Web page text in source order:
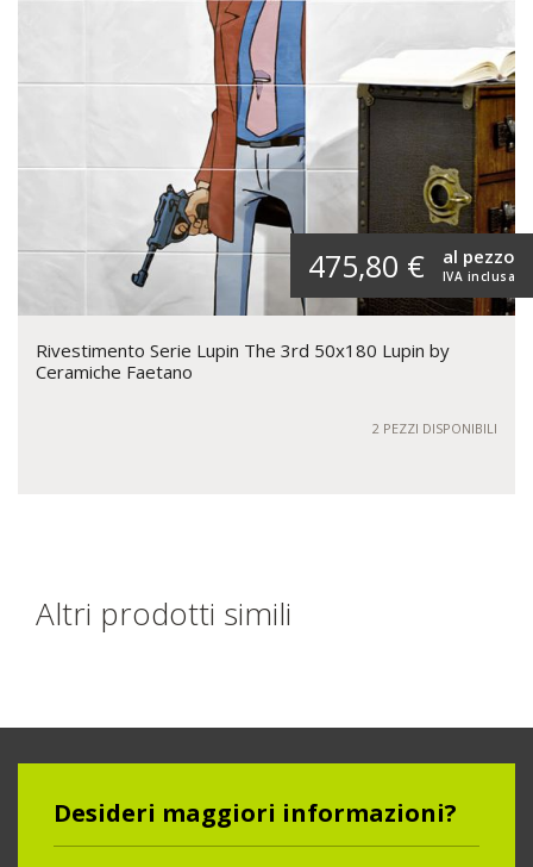
475,80 € IVA inclusa
al pezzo
Rivestimento Serie Lupin The 3rd 50x180 Lupin by
Ceramiche Faetano
2 PEZZI DISPONIBILI
Altri prodotti simili
Desideri maggiori informazioni?